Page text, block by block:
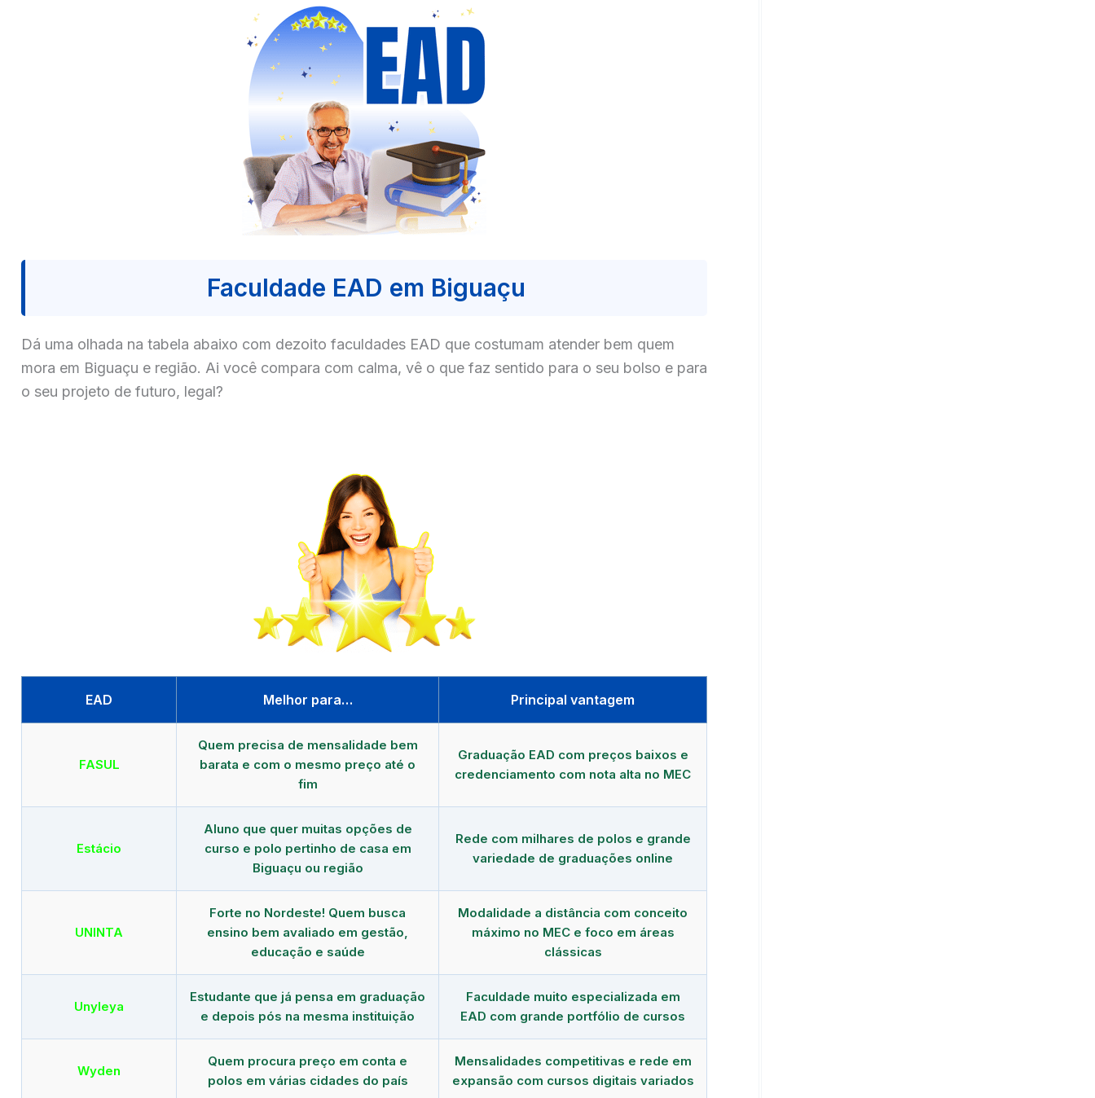
Faculdade EAD em Biguaçu
Dá uma olhada na tabela abaixo com dezoito faculdades EAD que costumam atender bem quem
mora em Biguaçu e região. Ai você compara com calma, vê o que faz sentido para o seu bolso e para
o seu projeto de futuro, legal?
EAD Melhor para… Principal vantagem
FASUL
Quem precisa de mensalidade bem
barata e com o mesmo preço até o
fim
Graduação EAD com preços baixos e
credenciamento com nota alta no MEC
Estácio
Aluno que quer muitas opções de
curso e polo pertinho de casa em
Biguaçu ou região
Rede com milhares de polos e grande
variedade de graduações online
UNINTA
Forte no Nordeste! Quem busca
ensino bem avaliado em gestão,
educação e saúde
Modalidade a distância com conceito
máximo no MEC e foco em áreas
clássicas
Unyleya
Estudante que já pensa em graduação
e depois pós na mesma instituição
Faculdade muito especializada em
EAD com grande portfólio de cursos
Wyden
Quem procura preço em conta e
polos em várias cidades do país
Mensalidades competitivas e rede em
expansão com cursos digitais variados